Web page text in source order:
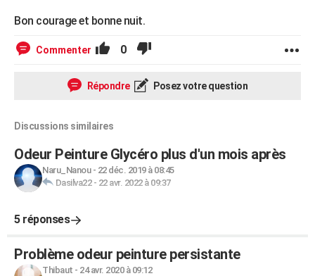
Bon courage et bonne nuit.
Commenter 0
Répondre Posez votre question
Discussions similaires
Odeur Peinture Glycéro plus d'un mois après
Naru_Nanou- 22 déc. 2019 à 08:45
Dasilva22- 22 avr. 2022 à 09:37
5 réponses
Problème odeur peinture persistante
Thibaut - 24 avr. 2020 à 09:12